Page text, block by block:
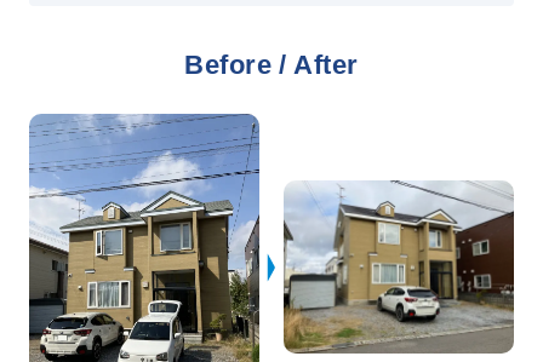
総合お問い合わせ
プライバシーポリシー
コミュニティガイドライン
AIポリシー
特定商取引法に基づく表記
Before / After